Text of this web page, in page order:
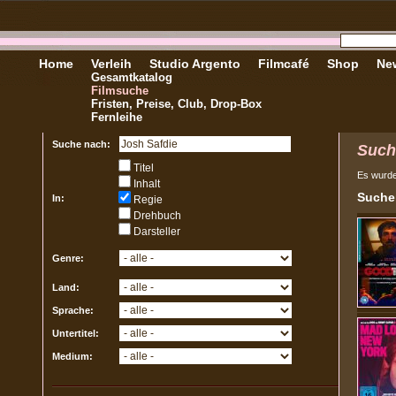
Home Verleih
Gesamtkatalog
Filmsuche
Fristen, Preise, Club, Drop-Box
Fernleihe
Studio Argento Filmcafé Shop
Suche nach:
In:
Titel
Inhalt
Regie
Drehbuch
Darsteller
Genre:
Land:
Sprache:
Untertitel:
Medium:
Es